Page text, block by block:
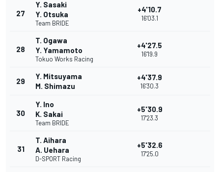
27
Y. Sasaki
Y. Otsuka
Team BRIDE
+4'10.7
16'03.1
28
T. Ogawa
Y. Yamamoto
Tokuo Works Racing
+4'27.5
16'19.9
29
Y. Mitsuyama
M. Shimazu
+4'37.9
16'30.3
30
Y. Ino
K. Sakai
Team BRIDE
+5'30.9
17'23.3
31
T. Aihara
A. Uehara
D-SPORT Racing
+5'32.6
17'25.0